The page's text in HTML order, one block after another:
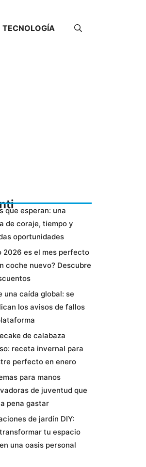
TECNOLOGÍA
que esperan: una
de coraje, tiempo y
oportunidades
2026 es el mes perfecto
coche nuevo? Descubre
una caída global: se
los avisos de fallos
de calabaza
receta invernal para
perfecto en enero
para manos
de juventud que
pena gastar
de jardín DIY:
tu espacio
una oasis personal